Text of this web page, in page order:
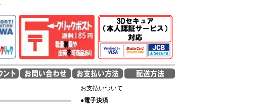
お支払いついて
●電子決済